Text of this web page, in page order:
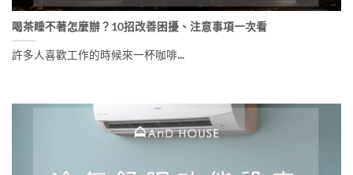
喝茶睡不著怎麼辦？10招改善困擾、注意事項一次看
許多人喜歡工作的時候來一杯咖啡...